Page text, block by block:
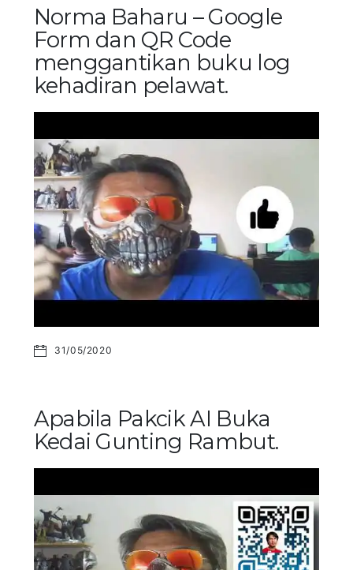
Norma Baharu – Google
Form dan QR Code
menggantikan buku log
kehadiran pelawat.
31/05/2020
Apabila Pakcik AI Buka
Kedai Gunting Rambut.